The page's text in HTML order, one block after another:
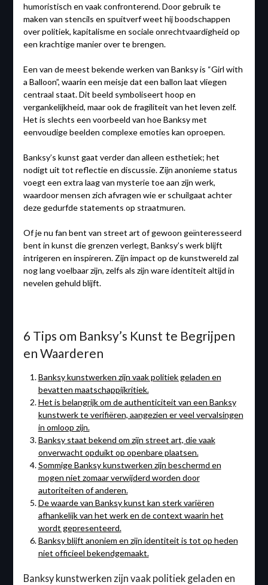
humoristisch en vaak confronterend. Door gebruik te
maken van stencils en spuitverf weet hij boodschappen
over politiek, kapitalisme en sociale onrechtvaardigheid op
een krachtige manier over te brengen.
Een van de meest bekende werken van Banksy is “Girl with
a Balloon”, waarin een meisje dat een ballon laat vliegen
centraal staat. Dit beeld symboliseert hoop en
vergankelijkheid, maar ook de fragiliteit van het leven zelf.
Het is slechts een voorbeeld van hoe Banksy met
eenvoudige beelden complexe emoties kan oproepen.
Banksy’s kunst gaat verder dan alleen esthetiek; het
nodigt uit tot reflectie en discussie. Zijn anonieme status
voegt een extra laag van mysterie toe aan zijn werk,
waardoor mensen zich afvragen wie er schuilgaat achter
deze gedurfde statements op straatmuren.
Of je nu fan bent van street art of gewoon geïnteresseerd
bent in kunst die grenzen verlegt, Banksy’s werk blijft
intrigeren en inspireren. Zijn impact op de kunstwereld zal
nog lang voelbaar zijn, zelfs als zijn ware identiteit altijd in
nevelen gehuld blijft.
6 Tips om Banksy’s Kunst te Begrijpen
en Waarderen
Banksy kunstwerken zijn vaak politiek geladen en
bevatten maatschappijkritiek.
Het is belangrijk om de authenticiteit van een Banksy
kunstwerk te verifiëren, aangezien er veel vervalsingen
in omloop zijn.
Banksy staat bekend om zijn street art, die vaak
onverwacht opduikt op openbare plaatsen.
Sommige Banksy kunstwerken zijn beschermd en
mogen niet zomaar verwijderd worden door
autoriteiten of anderen.
De waarde van Banksy kunst kan sterk variëren
afhankelijk van het werk en de context waarin het
wordt gepresenteerd.
Banksy blijft anoniem en zijn identiteit is tot op heden
niet officieel bekendgemaakt.
Banksy kunstwerken zijn vaak politiek geladen en